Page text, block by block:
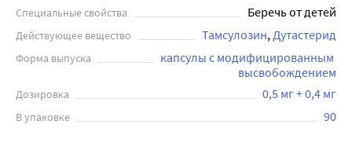
Специальные свойства Беречь от детей
Действующее вещество Тамсулозин Дутастерид
Форма выпуска
капсулы с модифицированным
высвобождением
Дозировка 0,5 мг + 0,4 мг
В упаковке 90